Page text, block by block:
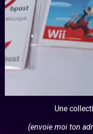
Une
(envoie moi ton